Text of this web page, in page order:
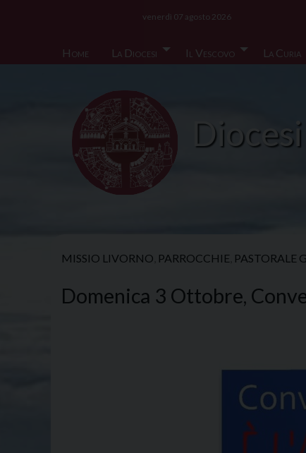
Home
La Diocesi Il Vescovo La Curia
venerdì 07 agosto 2026
MISSIO LIVORNO PARROCCHIE PASTORALE
Domenica 3 Ottobre,